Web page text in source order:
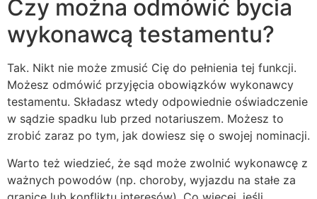
Czy można odmówić bycia
wykonawcą testamentu?
Tak. Nikt nie może zmusić Cię do pełnienia tej funkcji.
Możesz odmówić przyjęcia obowiązków wykonawcy
testamentu. Składasz wtedy odpowiednie oświadczenie
w sądzie spadku lub przed notariuszem. Możesz to
zrobić zaraz po tym, jak dowiesz się o swojej nominacji.
Warto też wiedzieć, że sąd może zwolnić wykonawcę z
ważnych powodów (np. choroby, wyjazdu na stałe za